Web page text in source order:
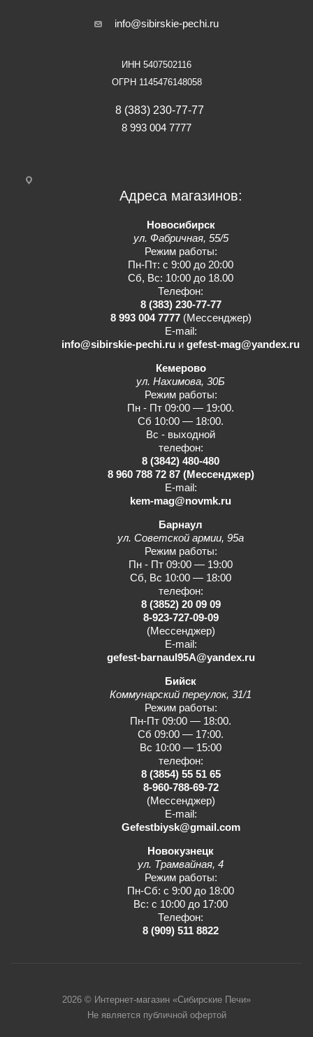
info@sibirskie-pechi.ru
ИНН 5407502116
ОГРН 1145476148058
8 (383) 230-77-77
8 993 004 7777
Адреса магазинов:
Новосибирск
ул. Фабричная, 55/5
Режим работы:
Пн-Пт: с 9:00 до 20:00
Сб, Вс: 10:00 до 18.00
Телефон:
8 (383) 230-77-77
8 993 004 7777(Мессенджер)
E-mail:
info@sibirskie-pechi.ru и gefest-mag@yandex.ru
Кемерово
ул. Нахимова, 30Б
Режим работы:
Пн - Пт 09:00 — 19:00.
Сб 10:00 — 18:00.
Вс - выходной
телефон:
8 (3842) 480-480
8 960 788 72 87(Мессенджер)
E-mail:
kem-mag@novmk.ru
Барнаул
ул. Советской армии, 95а
Режим работы:
Пн - Пт 09:00 — 19:00
Сб, Вс 10:00 — 18:00
телефон:
8 (3852) 20 09 09
8-923-727-09-09
(Мессенджер)
E-mail:
gefest-barnaul95A@yandex.ru
Бийск
Коммунарский переулок, 31/1
Режим работы:
Пн-Пт 09:00 — 18:00.
Сб 09:00 — 17:00.
Вс 10:00 — 15:00
телефон:
8 (3854) 55 51 65
8-960-788-69-72
(Мессенджер)
E-mail:
Gefestbiysk@gmail.com
Новокузнецк
ул. Трамвайная, 4
Режим работы:
Пн-Сб: с 9:00 до 18:00
Вс: с 10:00 до 17:00
Телефон:
8 (909) 511 8822
2026 © Интернет-магазин «Сибирские Печи»
Не является публичной офертой